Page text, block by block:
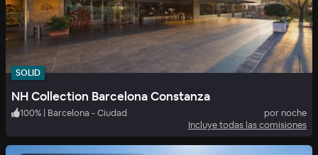
SOLID
NH Collection Barcelona Constanza
100% | Barcelona - Ciudad
por noche
Incluye todas las comisiones